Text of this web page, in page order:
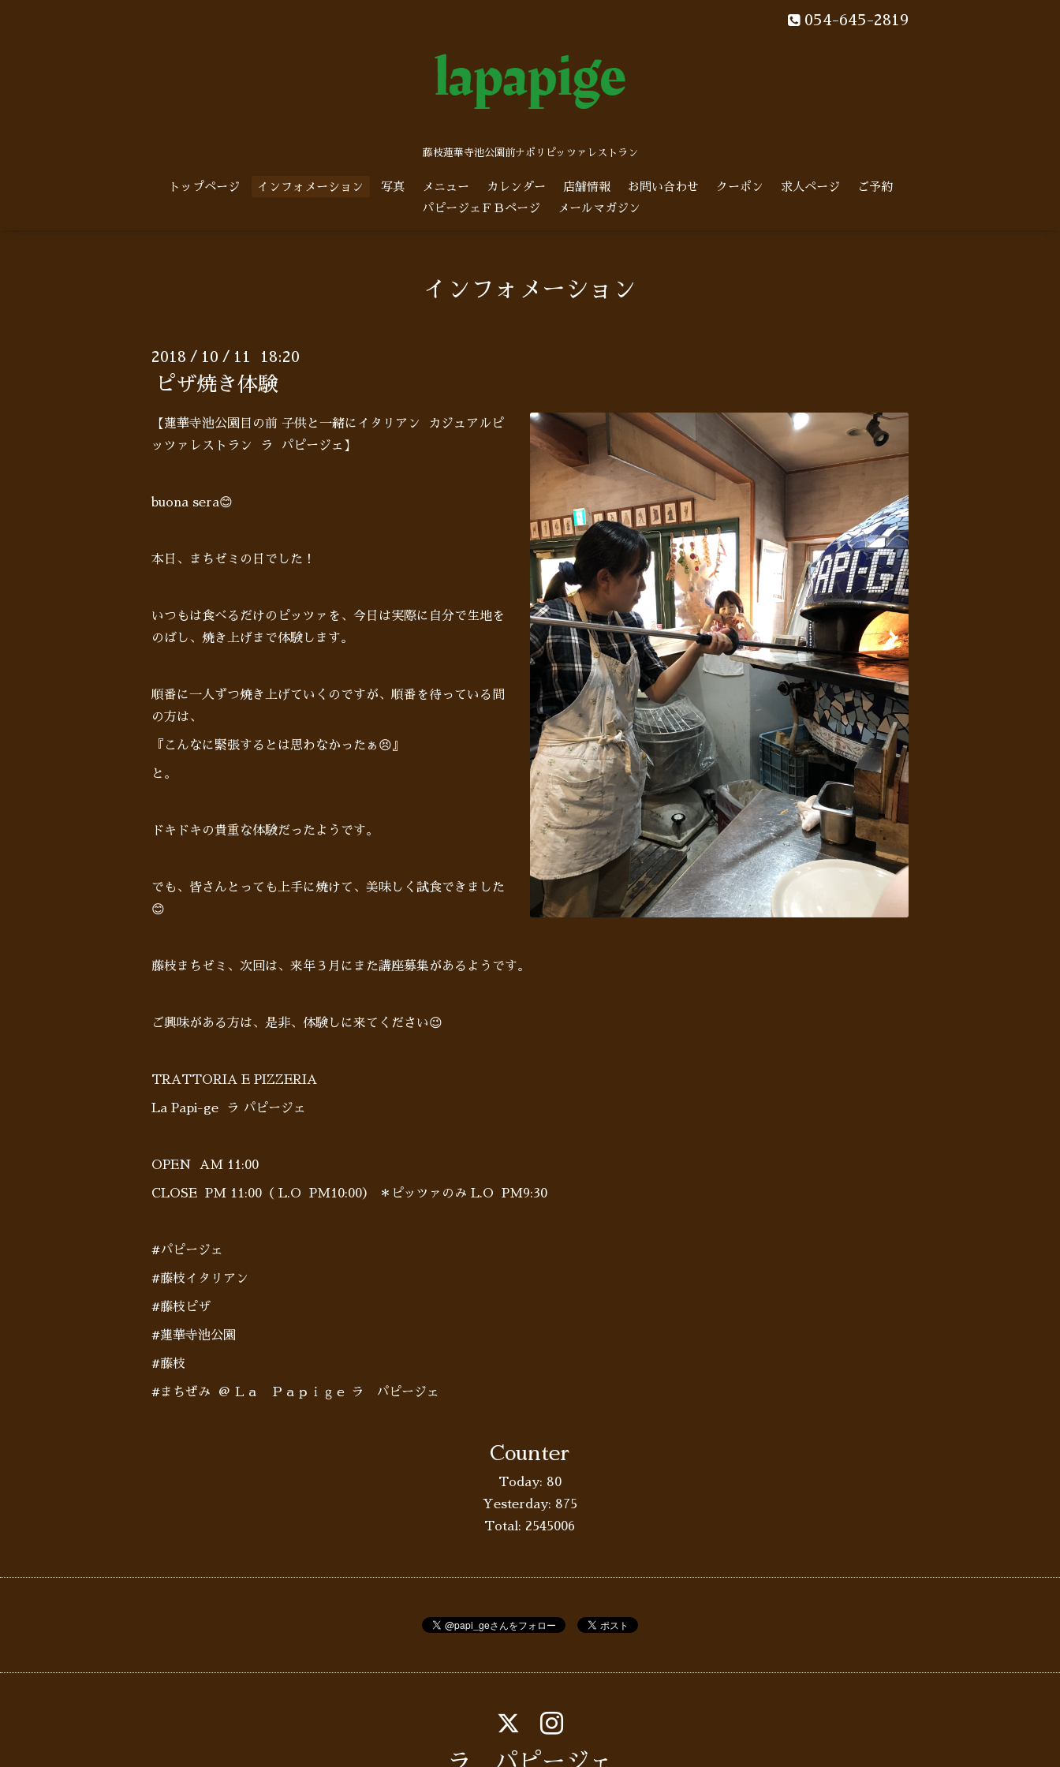
054-645-2819
藤枝蓮華寺池公園前ナポリピッツァレストラン
トップページ インフォメーション 写真 メニュー カレンダー 店舗情報 お問い合わせ クーポン 求人ページ
ご予約
パピージェＦＢページ
メールマガジン
インフォメーション
2018 / 10 / 11 18:20
ピザ焼き体験
【蓮華寺池公園目の前 子供と一緒にイタリアン カジュアルピ
ッツァレストラン ラ パピージェ】
buona sera😊
本日、まちゼミの日でした！
いつもは食べるだけのピッツァを、今日は実際に自分で生地を
のばし、焼き上げまで体験します。
順番に一人ずつ焼き上げていくのですが、順番を待っている間
の方は、
『こんなに緊張するとは思わなかったぁ😣』
と。
ドキドキの貴重な体験だったようです。
でも、皆さんとっても上手に焼けて、美味しく試食できました
😊
藤枝まちゼミ、次回は、来年３月にまた講座募集があるようです。
ご興味がある方は、是非、体験しに来てください😉
TRATTORIA E PIZZERIA
La Papi-ge ラ パピージェ
OPEN AM 11:00
CLOSE PM 11:00（ L.O PM10:00） ＊ピッツァのみ L.O PM9:30
#パピージェ
#藤枝イタリアン
#藤枝ピザ
#蓮華寺池公園
#藤枝
#まちぜみ @ Ｌａ Ｐａｐｉｇｅ ラ パピージェ
Counter
Today: 80
Yesterday: 875
Total: 2545006